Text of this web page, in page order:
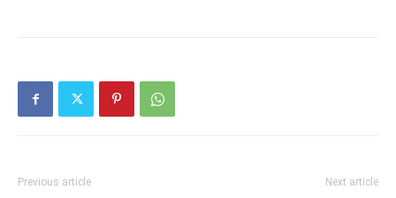
Previous article Next article